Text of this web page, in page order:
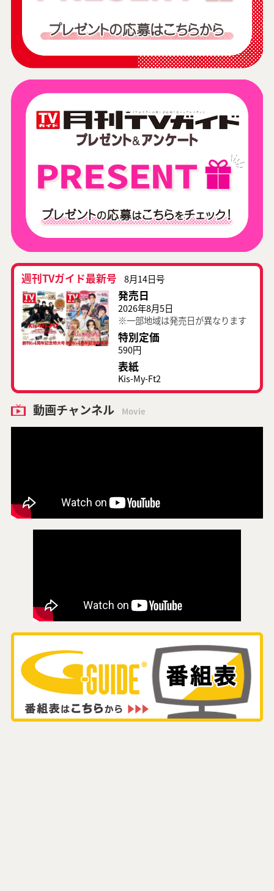
週刊TVガイド最新号 8月14日号
発売日
2026年8月5日
※一部地域は発売日が異なります
特別定価
590円
表紙
Kis-My-Ft2
動画チャンネル Movie